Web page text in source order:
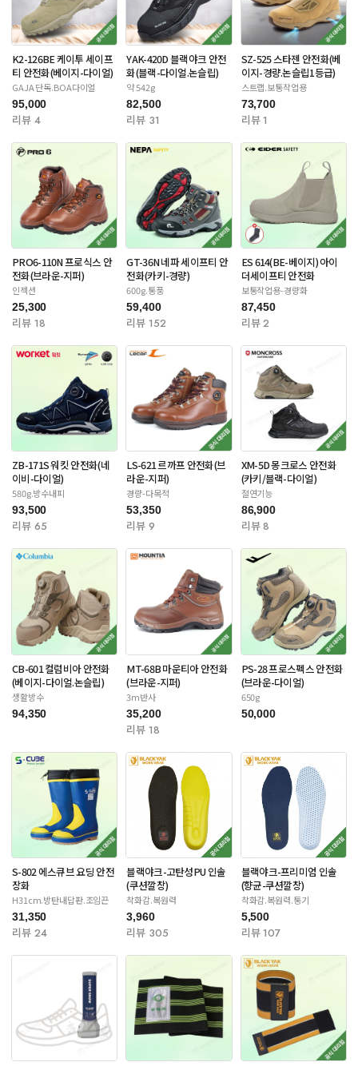
K2-126BE 케이투 세이프
티 안전화(베이지-다이얼)
GAJA 단독.BOA다이얼
95,000
리뷰 4
YAK-420D 블랙야크 안전
화(블랙-다이얼.논슬립)
약 542g
82,500
리뷰 31
SZ-525 스타젠 안전화(베
이지-경량.논슬립1등급)
스트랩.보통작업용
73,700
리뷰 1
PRO6-110N 프로식스 안
전화(브라운-지퍼)
인젝션
25,300
리뷰 18
GT-36N 네파 세이프티 안
전화(카키-경량)
600g.통풍
59,400
리뷰 152
ES 614(BE-베이지) 아이
더세이프티 안전화
보통작업용-경량화
87,450
리뷰 2
ZB-171S 워킷 안전화(네
이비-다이얼)
580g.방수내피
93,500
리뷰 65
LS-621 르까프 안전화(브
라운-지퍼)
경량-다목적
53,350
리뷰 9
XM-5D 몽크로스 안전화
(카키/블랙-다이얼)
절연기능
86,900
리뷰 8
CB-601 컬럼비아 안전화
(베이지-다이얼.논슬립)
생활방수
94,350
MT-68B 마운티아 안전화
(브라운-지퍼)
3m반사
35,200
리뷰 18
PS-28 프로스펙스 안전화
(브라운-다이얼)
650g
50,000
S-802 에스큐브 요딩 안전
장화
H31cm.방탄내답판.조임끈
31,350
리뷰 24
블랙야크-고탄성PU 인솔
(쿠션깔창)
착화감.복원력
3,960
리뷰 305
블랙야크-프리미엄 인솔
(향균-쿠션깔창)
착화감.복원력.통기
5,500
리뷰 107